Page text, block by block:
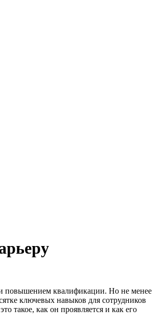
и повышением квалификации. Но не менее
ключевых навыков для сотрудников
такое, как он проявляется и как его